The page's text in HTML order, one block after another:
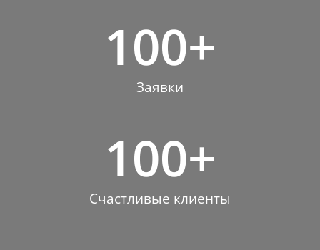
Заявки
100+
Счастливые клиенты
100+